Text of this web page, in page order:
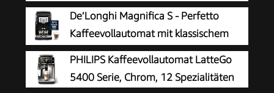
16cm breit, klein und kompakt,
geeignet für jede Küche, Camping,
Studentenapartment, Schwarz - INKLUSIVE
Kaffeeprobierset GRATIS
De’Longhi Magnifica S - Perfetto
Kaffeevollautomat mit klassischem
Milchaufschäumer, Espresso- und
Cappuccino Kaffeemaschine, Bedienfeld mit
Tasten, Schwarz (ECAM22.110.B)
PHILIPS Kaffeevollautomat LatteGo
5400 Serie, Chrom, 12 Spezialitäten